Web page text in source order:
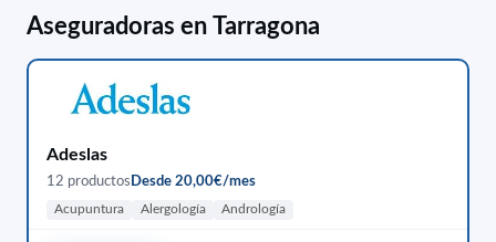
Aseguradoras en Tarragona
Adeslas
12 productos Desde 20,00€/mes
Acupuntura Alergología Andrología